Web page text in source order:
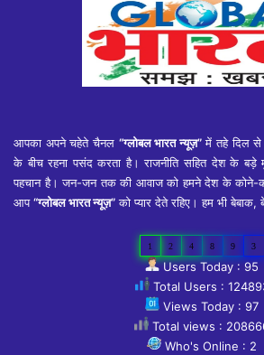
आपका अपने चहेते चैनल “ग्लोबल भारत न्यूज़”में तहे दिल से
के बीच रहना पसंद करता है। राजनीति सहित देश के बड़े
पहचान है। जन-जन तक की आवाज को हमने देश के कोने-
आप“ग्लोबल भारत न्यूज़”को प्यार देते रहिए। हम भी
1 2 4 8 9 3
Users Today : 95
Total Users :
Views Today : 97
Total views :
Who's Online : 2